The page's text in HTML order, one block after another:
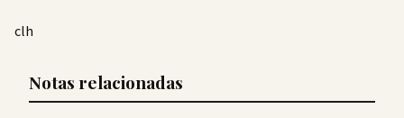
clh
Notas relacionadas